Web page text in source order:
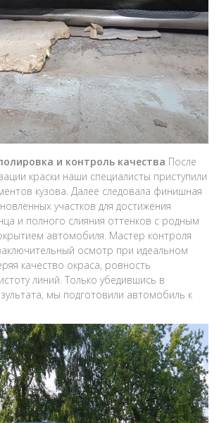
и контроль качества После
краски наши специалисты приступили
кузова. Далее следовала финишная
участков для достижения
и полного слияния оттенков с родным
автомобиля. Мастер контроля
осмотр при идеальном
качество окраса, ровность
линий. Только убедившись в
мы подготовили автомобиль к